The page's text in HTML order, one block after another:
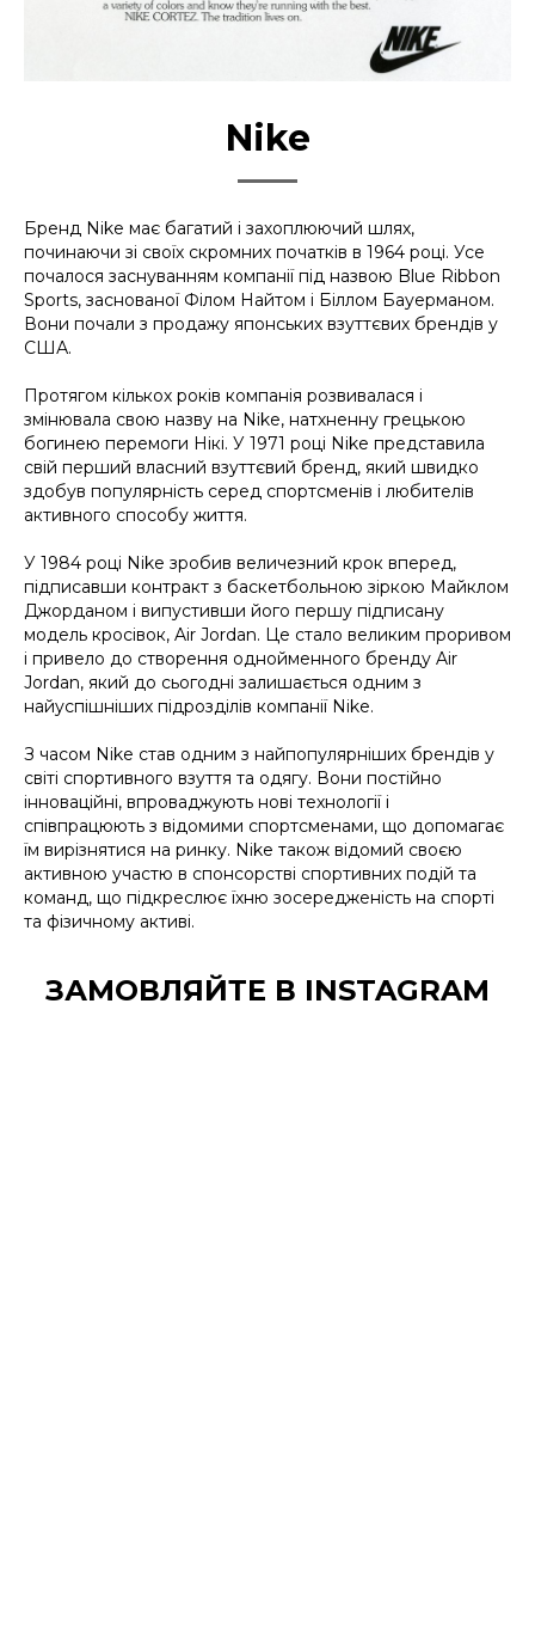
Nike
Бренд Nike має багатий і захоплюючий шлях,
починаючи зі своїх скромних початків в 1964 році. Усе
почалося заснуванням компанії під назвою Blue Ribbon
Sports, заснованої Філом Найтом і Біллом Бауерманом.
Вони почали з продажу японських взуттєвих брендів у
США.
Протягом кількох років компанія розвивалася і
змінювала свою назву на Nike, натхненну грецькою
богинею перемоги Нікі. У 1971 році Nike представила
свій перший власний взуттєвий бренд, який швидко
здобув популярність серед спортсменів і любителів
активного способу життя.
У 1984 році Nike зробив величезний крок вперед,
підписавши контракт з баскетбольною зіркою Майклом
Джорданом і випустивши його першу підписану
модель кросівок, Air Jordan. Це стало великим проривом
і привело до створення однойменного бренду Air
Jordan, який до сьогодні залишається одним з
найуспішніших підрозділів компанії Nike.
З часом Nike став одним з найпопулярніших брендів у
світі спортивного взуття та одягу. Вони постійно
інноваційні, впроваджують нові технології і
співпрацюють з відомими спортсменами, що допомагає
їм вирізнятися на ринку. Nike також відомий своєю
активною участю в спонсорстві спортивних подій та
команд, що підкреслює їхню зосередженість на спорті
та фізичному активі.
ЗАМОВЛЯЙТЕ В INSTAGRAM